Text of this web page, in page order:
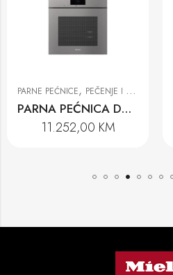
PARNE PEĆNICE, PEČENJE I PRIPREMA NA PARI
PARNA PEĆNICA DGC 7860 HCX PRO GRGR
11.252,00 KM